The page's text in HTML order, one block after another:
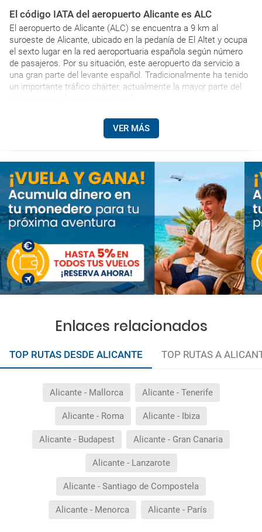
El código IATA del aeropuerto Alicante es ALC
El aeropuerto de Alicante (ALC) se encuentra a 9 km al
suroeste de Alicante, ubicado en la pedanía de El Altet y ocupa
el sexto lugar en la red aeroportuaria española según número
de pasajeros. Por su situación, este aeropuerto da servicio a
una gran parte del levante español. Tradicionalmente ha tenido
un importante tráfico charter, actualmente la mayor parte del
VER MÁS
Enlaces relacionados
TOP RUTAS DESDE ALICANTE TOP RUTAS A
Alicante - Mallorca Alicante - Tenerife
Alicante - Roma Alicante - Ibiza
Alicante - Budapest Alicante - Gran Canaria
Alicante - Lanzarote
Alicante - Santiago de Compostela
Alicante - Menorca Alicante - París